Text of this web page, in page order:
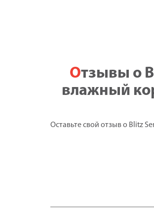
Отзывы о Blitz Sensitive «Индейка и клюква» нежные кусочки в соусе —
влажный
Оставьте свой отзыв о Blitz